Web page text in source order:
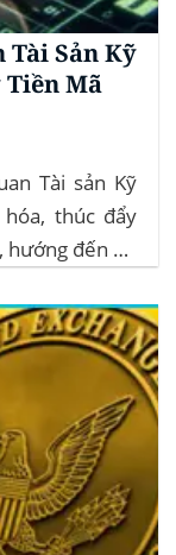
Tài Sản Kỹ
Tiền Mã
Tài sản Kỹ
thúc đẩy
đến hệ